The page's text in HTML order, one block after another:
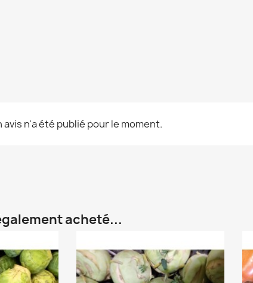
avis n'a été publié pour le moment.
acheté...